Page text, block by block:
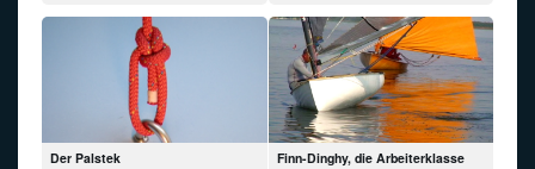
Der Palstek
Finn-Dinghy, die Arbeiterklasse